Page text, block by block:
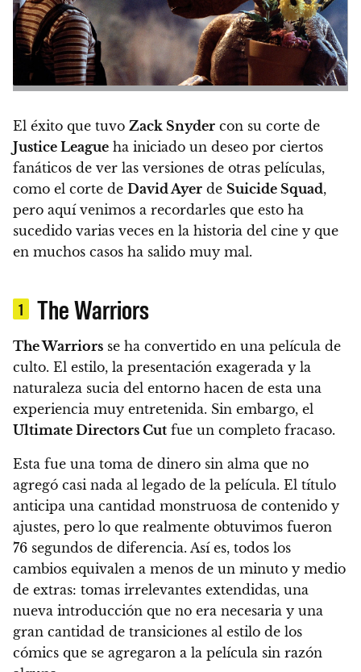
El éxito que tuvo Zack Snyder con su corte de
Justice League ha iniciado un deseo por ciertos
fanáticos de ver las versiones de otras películas,
como el corte de David Ayer de Suicide Squad,
pero aquí venimos a recordarles que esto ha
sucedido varias veces en la historia del cine y que
en muchos casos ha salido muy mal.
1 The Warriors
The Warriors se ha convertido en una película de
culto. El estilo, la presentación exagerada y la
naturaleza sucia del entorno hacen de esta una
experiencia muy entretenida. Sin embargo, el
Ultimate Directors Cut fue un completo fracaso.
Esta fue una toma de dinero sin alma que no
agregó casi nada al legado de la película. El título
anticipa una cantidad monstruosa de contenido y
ajustes, pero lo que realmente obtuvimos fueron
76 segundos de diferencia. Así es, todos los
cambios equivalen a menos de un minuto y medio
de extras: tomas irrelevantes extendidas, una
nueva introducción que no era necesaria y una
gran cantidad de transiciones al estilo de los
cómics que se agregaron a la película sin razón